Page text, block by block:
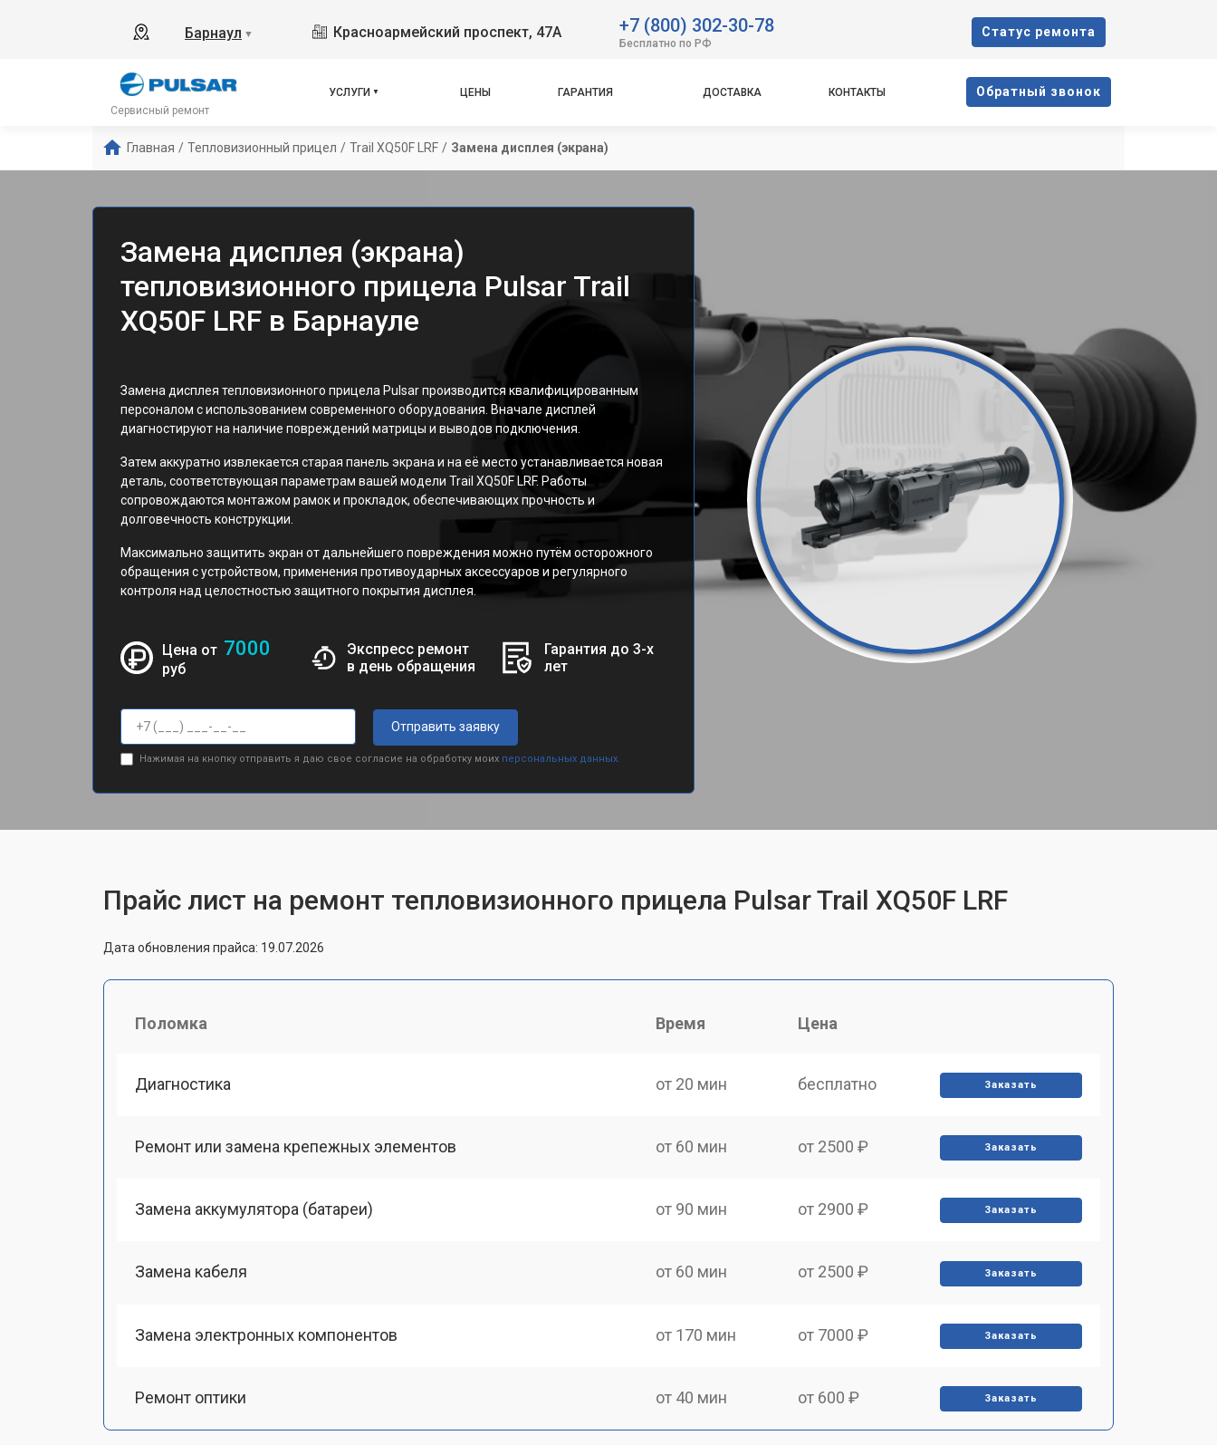
Барнаул ▼ Красноармейский проспект, 47А +7 (800) 302-30-78
Бесплатно по РФ
Cтатус ремонта
Сервисный ремонт
УСЛУГИ ЦЕНЫ ГАРАНТИЯ ДОСТАВКА КОНТАКТЫ Oбратный звонок
Главная / Тепловизионный прицел / Trail XQ50F LRF / Замена дисплея (экрана)
Замена дисплея (экрана)
тепловизионного прицела Pulsar Trail
XQ50F LRF в Барнауле
Замена дисплея тепловизионного прицела Pulsar производится квалифицированным
персоналом с использованием современного оборудования. Вначале дисплей
диагностируют на наличие повреждений матрицы и выводов подключения.
Затем аккуратно извлекается старая панель экрана и на её место устанавливается новая
деталь, соответствующая параметрам вашей модели Trail XQ50F LRF. Работы
сопровождаются монтажом рамок и прокладок, обеспечивающих прочность и
долговечность конструкции.
Максимально защитить экран от дальнейшего повреждения можно путём осторожного
обращения с устройством, применения противоударных аксессуаров и регулярного
контроля над целостностью защитного покрытия дисплея.
Цена от 7000
руб
Экспресс ремонт
в день обращения
Гарантия до 3-х
лет
Отправить заявку
Нажимая на кнопку отправить я даю свое согласие на обработку моих персональных данных.
Прайс лист на ремонт тепловизионного прицела Pulsar Trail XQ50F LRF
Дата обновления прайса: 19.07.2026
Поломка Время Цена
Диагностика от 20 мин бесплатно Заказать
Ремонт или замена крепежных элементов от 60 мин от 2500 ₽ Заказать
Замена аккумулятора (батареи) от 90 мин от 2900 ₽ Заказать
Замена кабеля от 60 мин от 2500 ₽ Заказать
Замена электронных компонентов от 170 мин от 7000 ₽ Заказать
Ремонт оптики от 40 мин от 600 ₽ Заказать